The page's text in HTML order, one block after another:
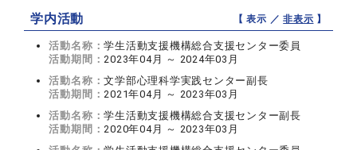
学内活動 【 表示 ／非表示 】
活動名称：学生活動支援機構総合支援センター委員
活動期間：2023年04月 ～ 2024年03月
活動名称：文学部心理科学実践センター副長
活動期間：2021年04月 ～ 2023年03月
活動名称：学生活動支援機構総合支援センター副長
活動期間：2020年04月 ～ 2023年03月